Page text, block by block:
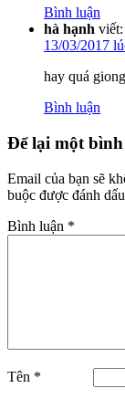
Bình luận
hà hạnh viết:
13/03/2017
hay quá
Bình luận
Để lại một
Email của bạn sẽ
buộc được đánh dấu
Bình luận *
Tên *